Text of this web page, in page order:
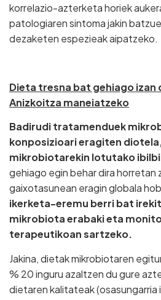
korrelazio-azterketa horiek
patologiaren sintoma jakin
dezaketen espezieak aipatzeko.
Dieta tresna bat gehiago izan
Anizkoitza maneiatzeko
Badirudi tratamenduek
konposizioari eragiten
mikrobiotarekin lotutako
gehiago egin behar dira horretan
gaixotasunean eragin globala
ikerketa-eremu berri bat
mikrobiota erabaki eta
terapeutikoan sartzeko.
Jakina, dietak mikrobiotaren
% 20 inguru azaltzen du gure
dietaren kalitateak